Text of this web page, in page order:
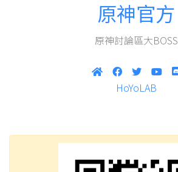
原神官方
原神討論區大BOSS
HoYoLAB